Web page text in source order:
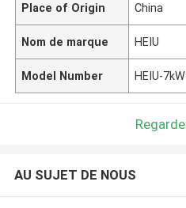
Place of Origin China
Nom de marque HEIU
Model Number HEIU-
AU SUJET DE NOUS